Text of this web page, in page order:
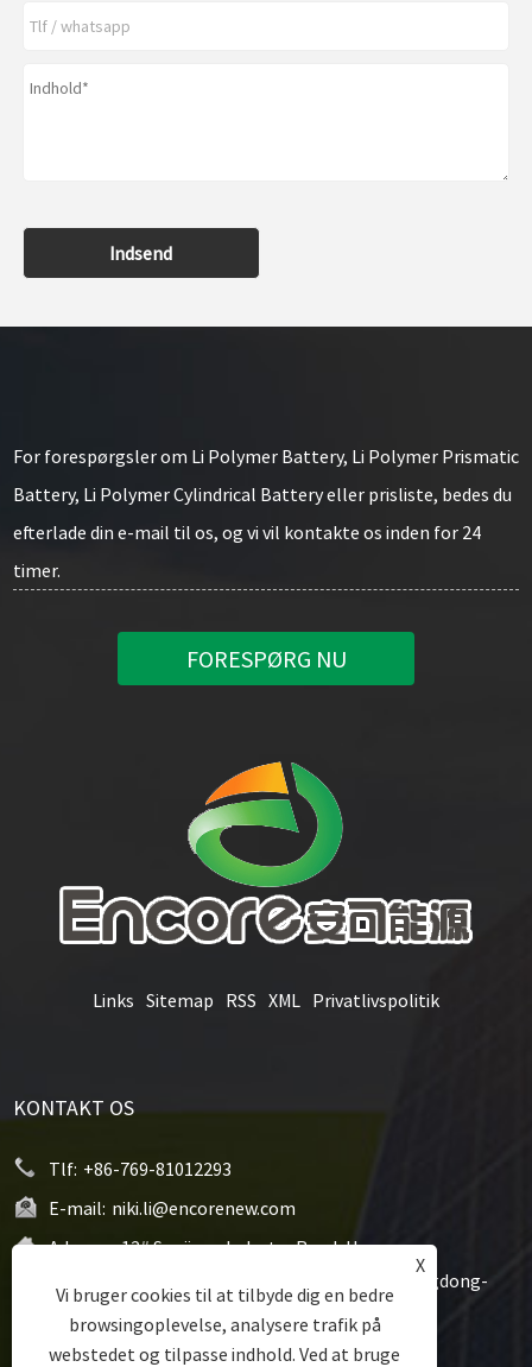
Indsend
For forespørgsler om Li Polymer Battery, Li Polymer Prismatic
Battery, Li Polymer Cylindrical Battery eller prisliste, bedes du
efterlade din e-mail til os, og vi vil kontakte os inden for 24
timer.
FORESPØRG NU
Links Sitemap RSS XML Privatlivspolitik
KONTAKT OS
Tlf: +86-769-81012293
E-mail: niki.li@encorenew.com
Adresse: 12# Sanjiang Industry Road, Hengquan
Community, Hengli Town, Dongguan City, Guangdong-
provinsen, Kina
X
Vi bruger cookies til at tilbyde dig en bedre
browsingoplevelse, analysere trafik på
webstedet og tilpasse indhold. Ved at bruge